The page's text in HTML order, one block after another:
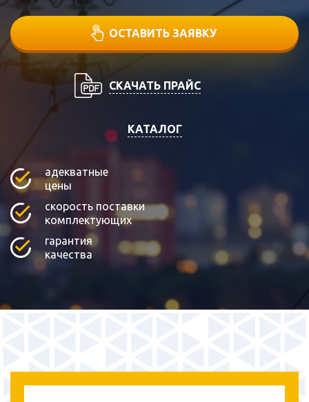
ОСТАВИТЬ ЗАЯВКУ
СКАЧАТЬ ПРАЙС
КАТАЛОГ
адекватные
цены
скорость поставки
комплектующих
гарантия
качества